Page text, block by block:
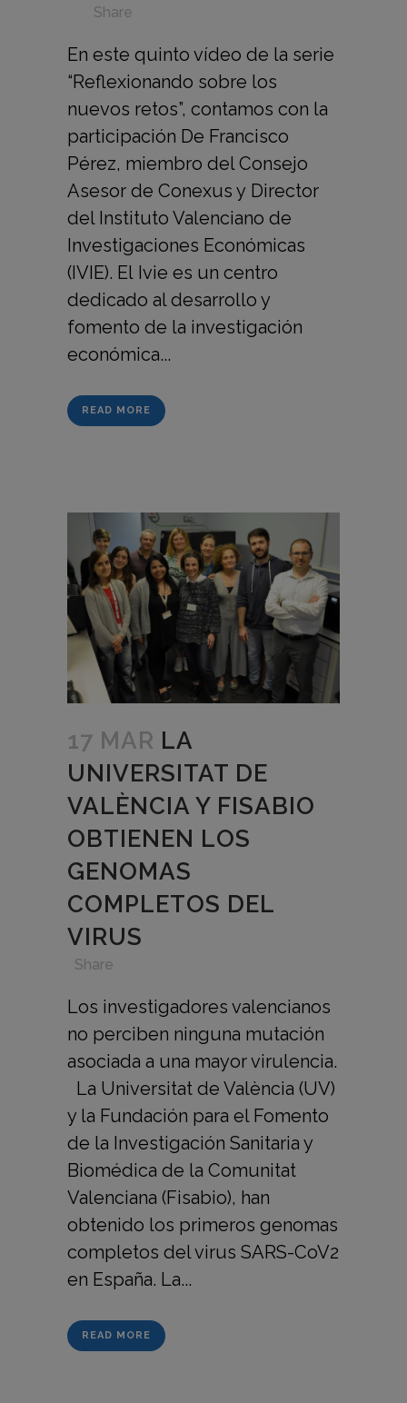
Share
En este quinto vídeo de la serie
“Reflexionando sobre los
nuevos retos”, contamos con la
participación De Francisco
Pérez, miembro del Consejo
Asesor de Conexus y Director
del Instituto Valenciano de
Investigaciones Económicas
(IVIE). El Ivie es un centro
dedicado al desarrollo y
fomento de la investigación
económica...
READ MORE
17 MAR LA
UNIVERSITAT DE
VALÈNCIA Y FISABIO
OBTIENEN LOS
GENOMAS
COMPLETOS DEL
VIRUS
Share
Los investigadores valencianos
no perciben ninguna mutación
asociada a una mayor virulencia.
La Universitat de València (UV)
y la Fundación para el Fomento
de la Investigación Sanitaria y
Biomédica de la Comunitat
Valenciana (Fisabio), han
obtenido los primeros genomas
completos del virus SARS-CoV2
en España. La...
READ MORE